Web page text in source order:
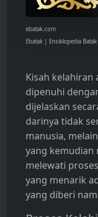
ebatak.com
Ebatak | Ensiklopedia Batak
Kisah kelahiran
dipenuhi
dijelaskan
darinya tidak
manusia,
yang kemudian
melewati
yang menarik
yang diberi